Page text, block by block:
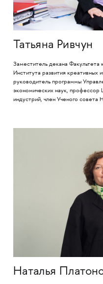
Татьяна Ривчун
Заместитель декана Факультета
Института развития креативных
руководитель программы
экономических наук, профессор
индустрий, член Ученого
Наталья